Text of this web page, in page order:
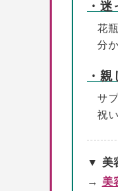
・
花
分
・
サ
祝
▼ 美
→ 美